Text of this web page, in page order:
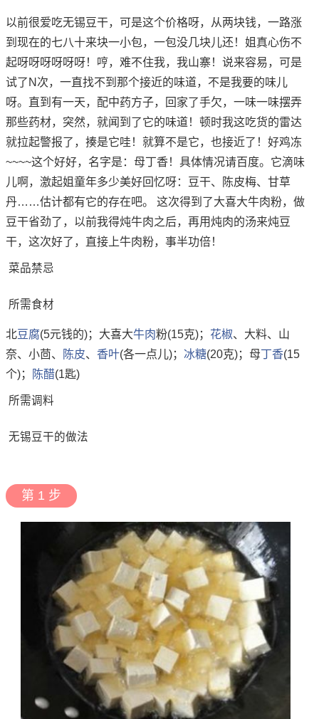
以前很爱吃无锡豆干，可是这个价格呀，从两块钱，一路涨
到现在的七八十来块一小包，一包没几块儿还！姐真心伤不
起呀呀呀呀呀呀！哼，难不住我，我山寨！说来容易，可是
试了N次，一直找不到那个接近的味道，不是我要的味儿
呀。直到有一天，配中药方子，回家了手欠，一味一味摆弄
那些药材，突然，就闻到了它的味道！顿时我这吃货的雷达
就拉起警报了，揍是它哇！就算不是它，也接近了！好鸡冻
~~~~这个好好，名字是：母丁香！具体情况请百度。它滴味
儿啊，激起姐童年多少美好回忆呀：豆干、陈皮梅、甘草
丹……估计都有它的存在吧。 这次得到了大喜大牛肉粉，做
豆干省劲了，以前我得炖牛肉之后，再用炖肉的汤来炖豆
干，这次好了，直接上牛肉粉，事半功倍！
菜品禁忌
所需食材
北豆腐(5元钱的)；大喜大牛肉粉(15克)； 花椒、大料、山
奈、小茴、
陈皮、 香叶(各一点儿)； 冰糖(20克)；母丁香(15
个)；
陈醋(1匙)
所需调料
无锡豆干的做法
第 1 步